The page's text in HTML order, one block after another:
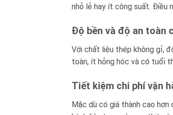
nhỏ lẻ hay ít công suất. Điều
Độ bền và độ an toàn
Với chất liệu thép không gỉ,
toàn, ít hỏng hóc và có tuổi
Tiết kiệm chi phí vận
Mặc dù có giá thành cao hơn